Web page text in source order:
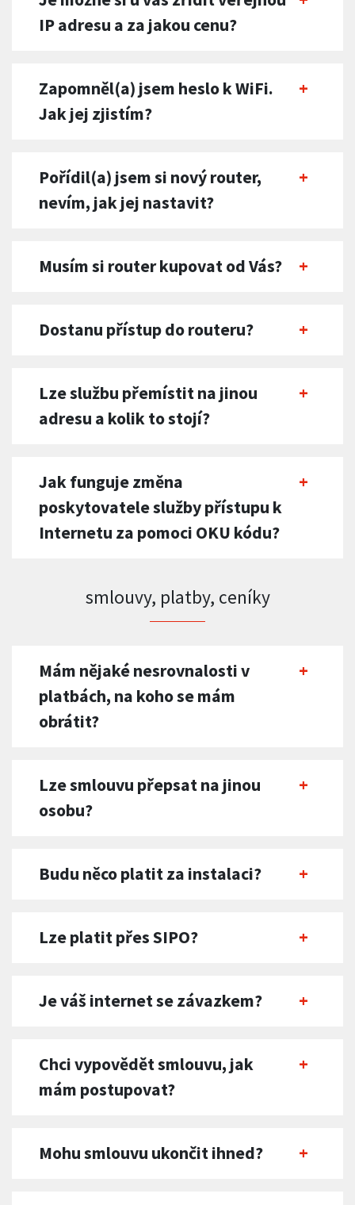
IP adresu a za jakou cenu?
Zapomněl(a) jsem heslo k WiFi.
Jak jej zjistím?
Pořídil(a) jsem si nový router,
nevím, jak jej nastavit?
Musím si router kupovat od Vás?
Dostanu přístup do routeru?
Lze službu přemístit na jinou
adresu a kolik to stojí?
Jak funguje změna
poskytovatele služby přístupu k
Internetu za pomoci OKU kódu?
smlouvy, platby, ceníky
Mám nějaké nesrovnalosti v
platbách, na koho se mám
obrátit?
Lze smlouvu přepsat na jinou
osobu?
Budu něco platit za instalaci?
Lze platit přes SIPO?
Je váš internet se závazkem?
Chci vypovědět smlouvu, jak
mám postupovat?
Mohu smlouvu ukončit ihned?